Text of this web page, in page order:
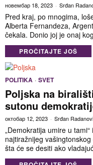
новембар 18, 2023 Srđan
Pred kraj, po mnogima,
Alberta Fernandeza,
čekala. Donio joj je onaj
PROČITAJTE JOŠ
POLITIKA · SVET
Poljska na
sutonu
октобар 12, 2023 Srđan
„Demokratija umire u
najtiražnijeg
šta će se desiti ako